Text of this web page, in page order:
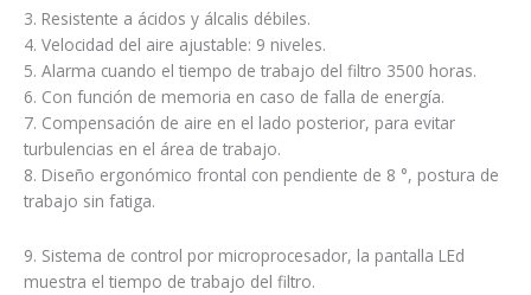
3. Resistente a ácidos y álcalis débiles.
4. Velocidad del aire ajustable: 9 niveles.
5. Alarma cuando el tiempo de trabajo del filtro 3500 horas.
6. Con función de memoria en caso de falla de energía.
7. Compensación de aire en el lado posterior, para evitar
turbulencias en el área de trabajo.
8. Diseño ergonómico frontal con pendiente de 8 °, postura de
trabajo sin fatiga.
9. Sistema de control por microprocesador, la pantalla LEd
muestra el tiempo de trabajo del filtro.